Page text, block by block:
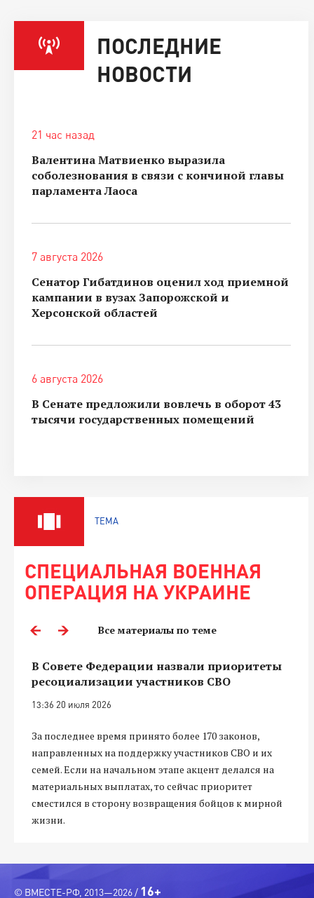
ПОСЛЕДНИЕ
НОВОСТИ
21 час назад
Валентина Матвиенко выразила
соболезнования в связи с кончиной главы
парламента Лаоса
7 августа 2026
Сенатор Гибатдинов оценил ход приемной
кампании в вузах Запорожской и
Херсонской областей
6 августа 2026
В Сенате предложили вовлечь в оборот 43
тысячи государственных помещений
ТЕМА
СПЕЦИАЛЬНАЯ ВОЕННАЯ
ОПЕРАЦИЯ НА УКРАИНЕ
Все материалы по теме
В Совете Федерации назвали приоритеты
ресоциализации участников СВО
13:36 20 июля 2026
За последнее время принято более 170 законов,
направленных на поддержку участников СВО и их
семей. Если на начальном этапе акцент делался на
материальных выплатах, то сейчас приоритет
сместился в сторону возвращения бойцов к мирной
жизни.
© ВМЕСТЕ-РФ, 2013—2026 / 16+